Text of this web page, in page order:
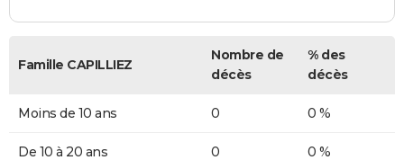
Famille CAPILLIEZ
Nombre de
décès
% des
décès
Moins de 10 ans 0 0 %
De 10 à 20 ans 0 0 %